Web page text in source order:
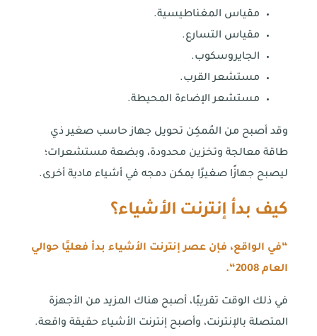
مقياس المغناطيسية.
مقياس التسارع.
الجايروسكوب.
مستشعر القرب.
مستشعر الإضاءة المحيطة.
وقد أصبح من المُمكِن تحويل جهاز حاسب صغير ذي
طاقة معالجة وتخزين محدودة، وبضعة مستشعرات؛
ليصبح جهازًا صغيرًا يمكن دمجه في أشياء مادية أخرى.
كيف بدأ إنترنت الأشياء؟
“في الواقع، فإن عصر إنترنت الأشياء بدأ فعليًا حوالي
العام2008
“.
في ذلك الوقت تقريبًا، أصبح هناك المزيد من الأجهزة
المتصلة بالإنترنت، وأصبح إنترنت الأشياء حقيقة واقعة.